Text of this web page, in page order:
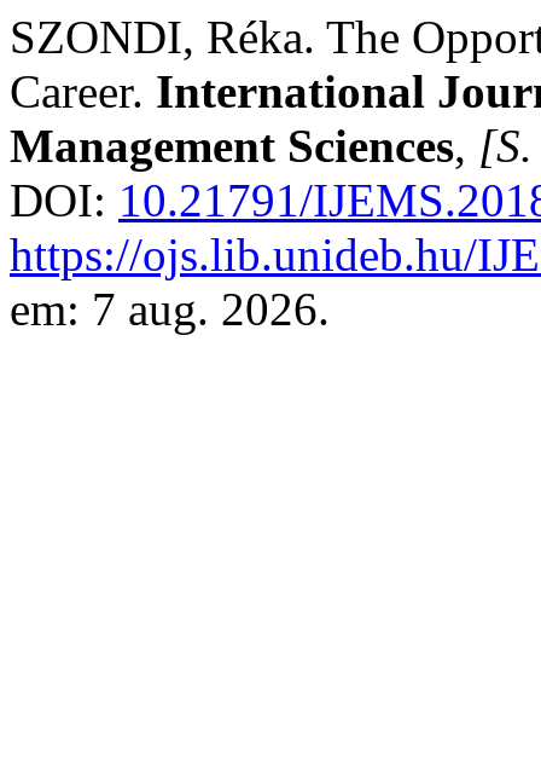
SZONDI, Réka. The
Career. International
Management Sciences,
DOI: 10.21791/
https://ojs.lib.unideb.hu/
em: 7 aug. 2026.